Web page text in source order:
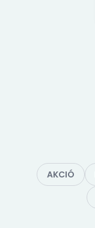
AKCIÓ